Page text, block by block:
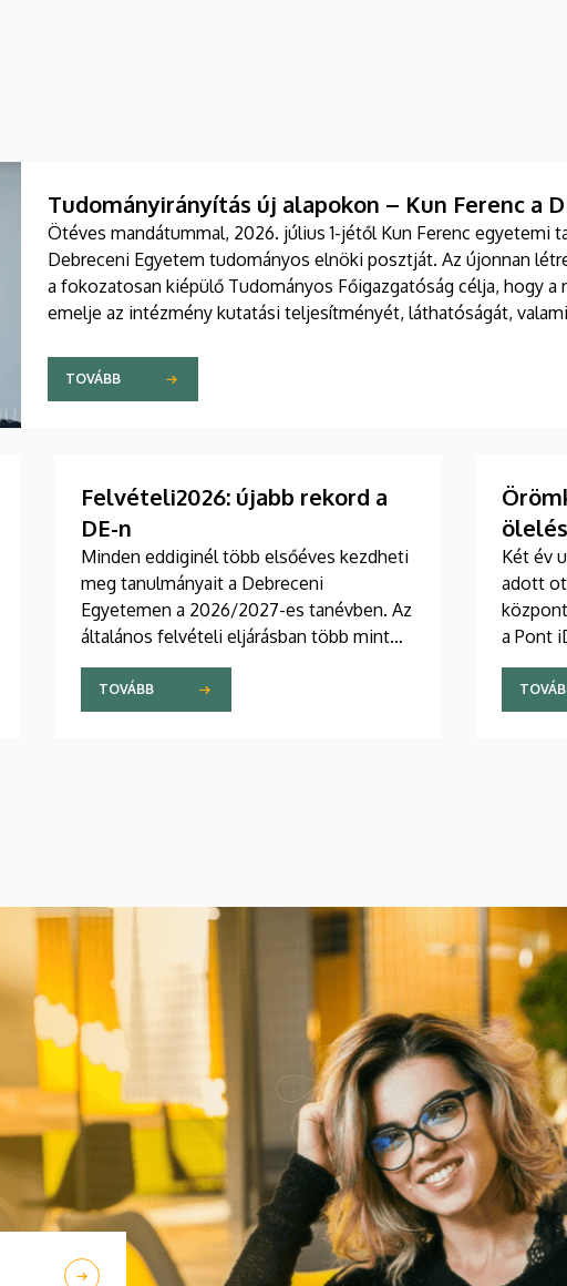
Tudományirányítás új alapokon – Kun Ferenc a
Ötéves mandátummal, 2026. július 1-jétől Kun Ferenc egyetemi
Debreceni Egyetem tudományos elnöki posztját. Az újonnan
a fokozatosan kiépülő Tudományos Főigazgatóság célja, hogy
emelje az intézmény kutatási teljesítményét, láthatóságát,
TOVÁBB
Felvételi2026: újabb rekord a
DE-n
Minden eddiginél több elsőéves kezdheti
meg tanulmányait a Debreceni
Egyetemen a 2026/2027-es tanévben. Az
általános felvételi eljárásban több mint
nyolcezer hallgató nyert felvételt az
intézménybe, ezzel a DE továbbra is őrzi
vezető szerepét a legnépszerűbb vidéki
számolt be.
TOVÁBB
Két év
adott
a Pont